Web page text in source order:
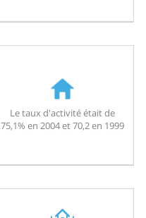
Le taux d'activité était de
75,1% en 2004 et 70,2 en 1999